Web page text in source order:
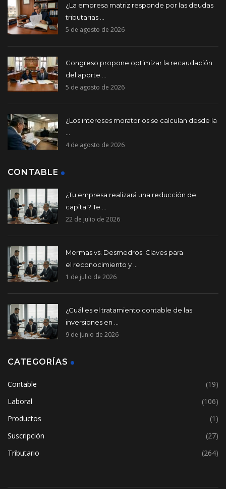
¿La empresa matriz responde por las deudas
tributarias ...
5 de agosto de 2026
Congreso propone optimizar la recaudación
del aporte ...
5 de agosto de 2026
¿Los intereses moratorios se calculan desde la
4 de agosto de 2026
CONTABLE
¿Tu empresa realizará una reducción de
capital? Te ...
22 de julio de 2026
Mermas vs. Desmedros: Claves para
el reconocimiento y ...
1 de julio de 2026
¿Cuál es el tratamiento contable de las
inversiones en ...
9 de junio de 2026
CATEGORÍAS
Contable
(19)
Laboral
(106)
Productos
(1)
Suscripción
(27)
Tributario
(264)